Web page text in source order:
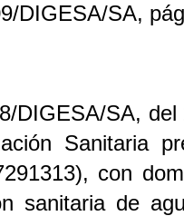
DIGESA/SA,
DIGESA/SA,
Sanitaria
con
sanitaria de